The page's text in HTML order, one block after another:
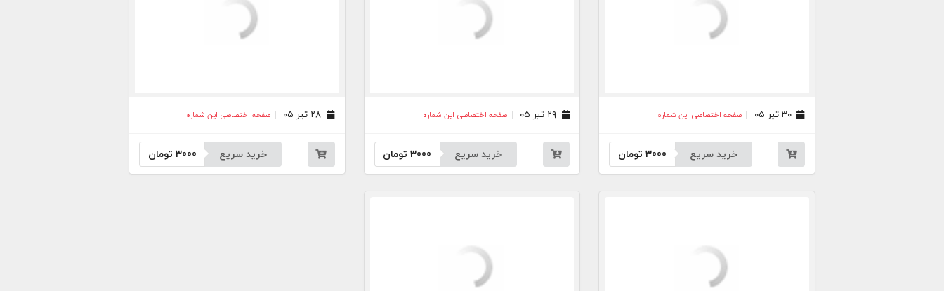
۳۰ تیر ۰۵ صفحه اختصاصی این شماره
خرید سریع 3000 تومان
صفحه اختصاصی این شماره
خرید سریع 3000تومان
صفحه اختصاصی این شماره
خرید سریع 3000 تومان